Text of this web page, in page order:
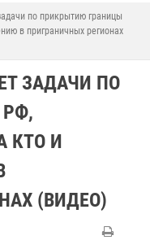
по прикрытию границы
в приграничных регионах
ЗАДАЧИ ПО
КТО И
(ВИДЕО)